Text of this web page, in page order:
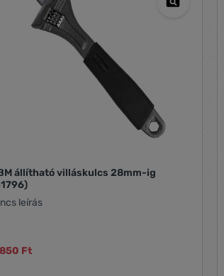
állítható villáskulcs 28mm-ig
leírás
Ft